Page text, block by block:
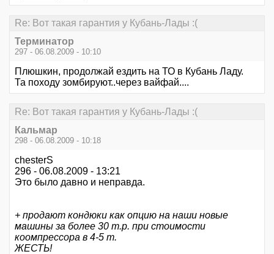
Re: Вот такая гарантия у Кубань-Лады :(
Терминатор
297 - 06.08.2009 - 10:10
Плюшкин, продолжай ездить на ТО в Кубань Ладу.
Та походу зомбируют..через вайфай....
Re: Вот такая гарантия у Кубань-Лады :(
Кальмар
298 - 06.08.2009 - 10:18
chesterS
296 - 06.08.2009 - 13:21
Это было давно и неправда.
+ продают кондюки как опцию на наши новые
машины за более 30 т.р. при стоимости
коомпрессора в 4-5 т.
ЖЕСТЬ!